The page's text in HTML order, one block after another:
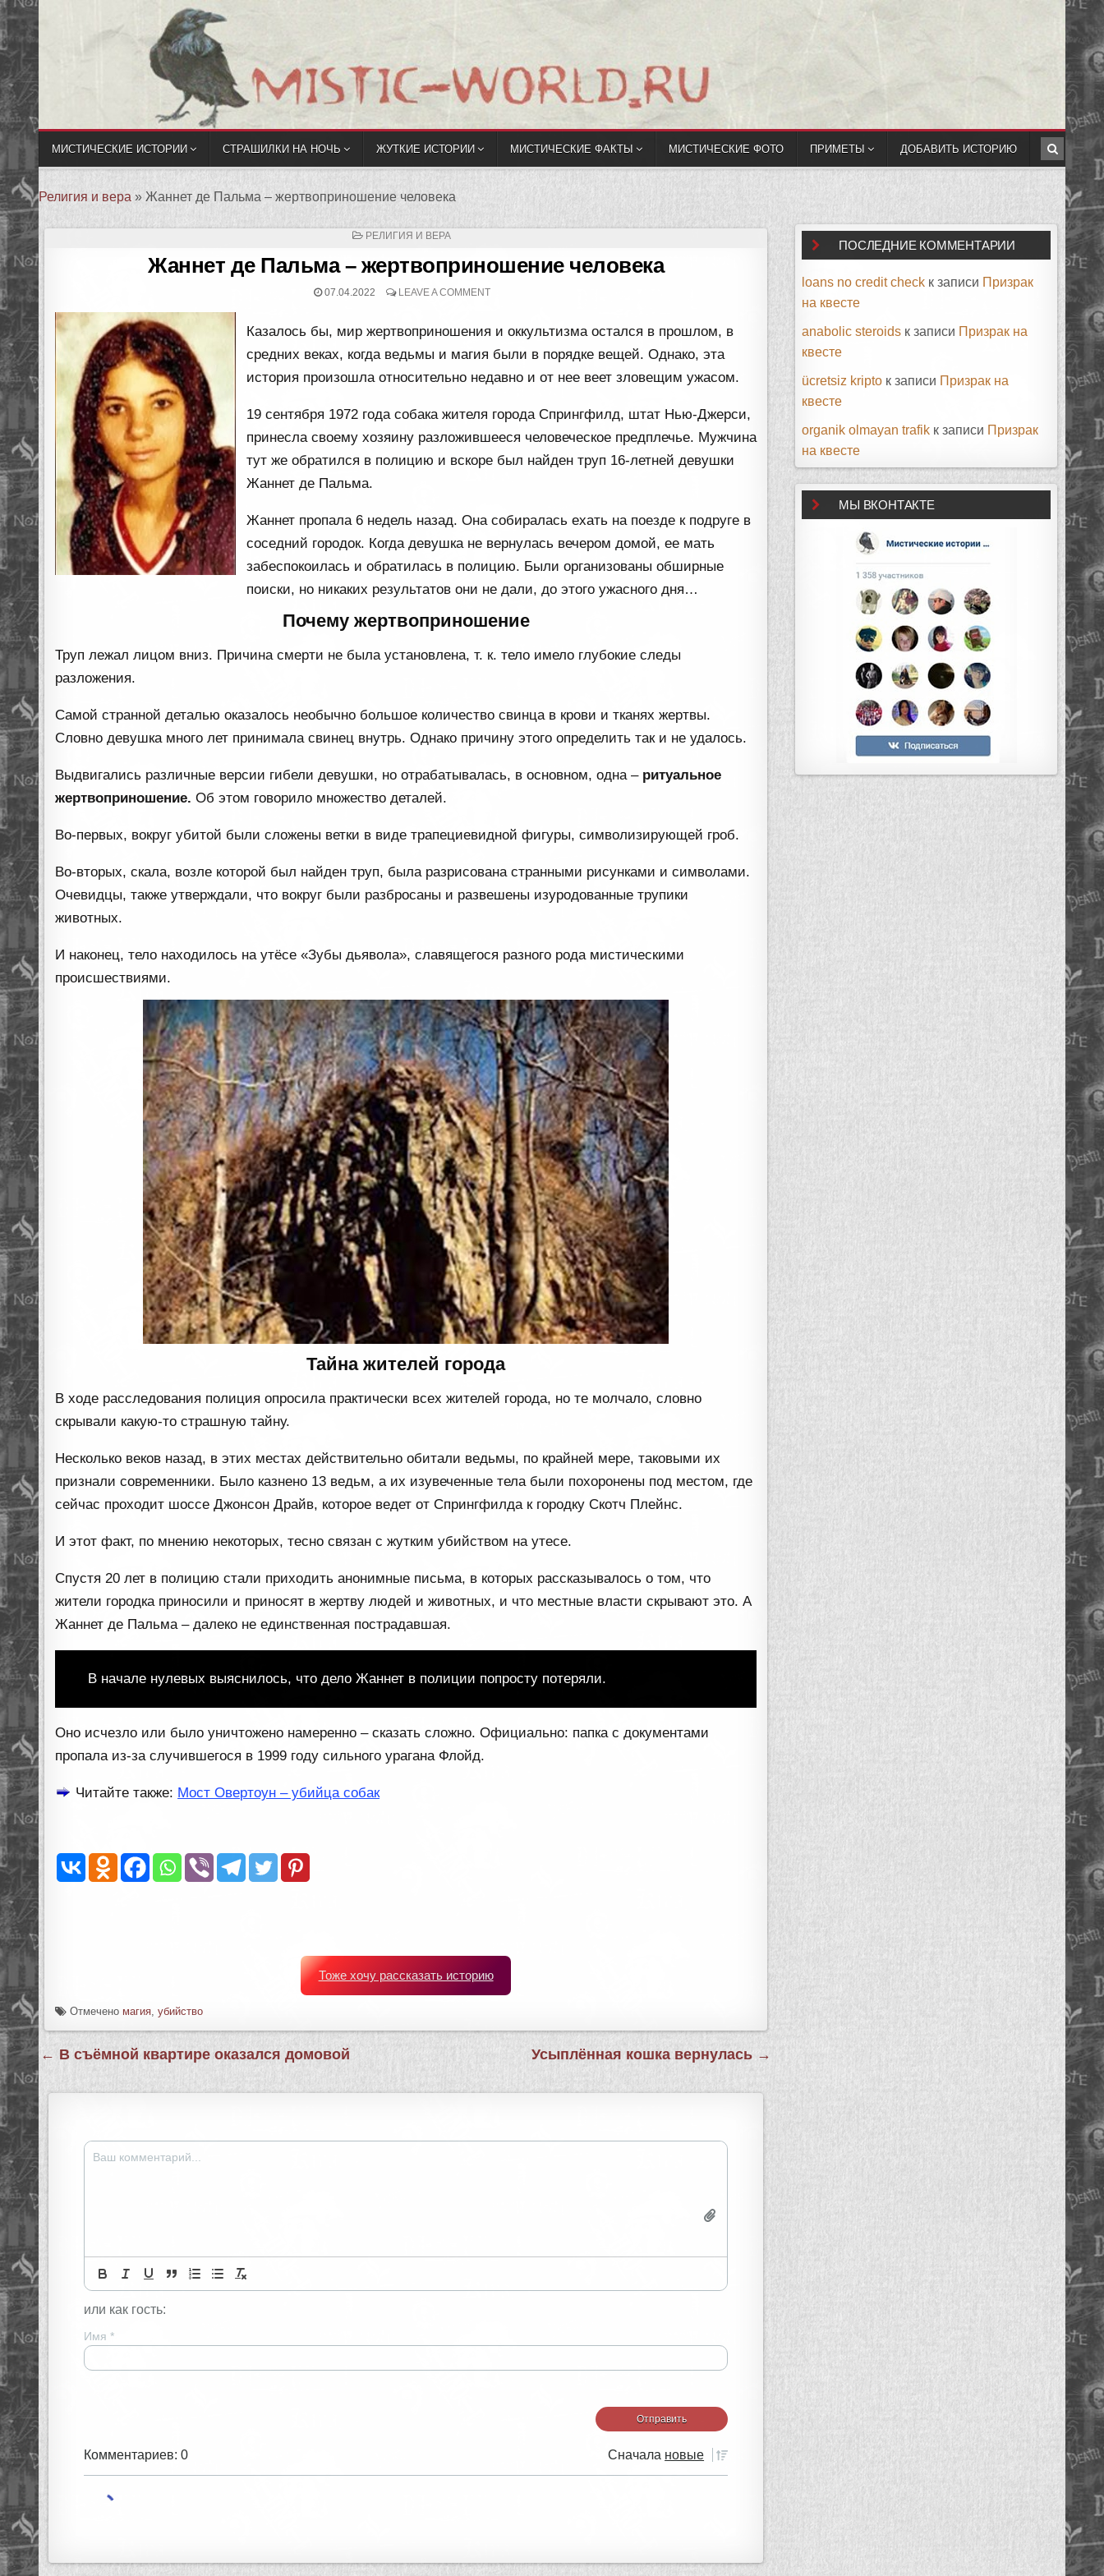
МИСТИЧЕСКИЕ ИСТОРИИ СТРАШИЛКИ НА НОЧЬ ЖУТКИЕ ИСТОРИИ МИСТИЧЕСКИЕ ФАКТЫ МИСТИЧЕСКИЕ ФОТО ПРИМЕТЫ ДОБАВИТЬ ИСТОРИЮ
Религия и вера » Жаннет де Пальма – жертвоприношение человека
ОПУБЛИКОВАНО
РЕЛИГИЯ И ВЕРА
Жаннет де Пальма – жертвоприношение человека
07.04.2022 LEAVE A COMMENT
Казалось бы, мир жертвоприношения и оккультизма остался в прошлом, в
средних веках, когда ведьмы и магия были в порядке вещей. Однако, эта
история произошла относительно недавно и от нее веет зловещим ужасом.
19 сентября 1972 года собака жителя города Спрингфилд, штат Нью-Джерси,
принесла своему хозяину разложившееся человеческое предплечье. Мужчина
тут же обратился в полицию и вскоре был найден труп 16-летней девушки
Жаннет де Пальма.
Жаннет пропала 6 недель назад. Она собиралась ехать на поезде к подруге в
соседний городок. Когда девушка не вернулась вечером домой, ее мать
забеспокоилась и обратилась в полицию. Были организованы обширные
поиски, но никаких результатов они не дали, до этого ужасного дня…
Почему жертвоприношение
Труп лежал лицом вниз. Причина смерти не была установлена, т. к. тело имело глубокие следы
разложения.
Самой странной деталью оказалось необычно большое количество свинца в крови и тканях жертвы.
Словно девушка много лет принимала свинец внутрь. Однако причину этого определить так и не удалось.
Выдвигались различные версии гибели девушки, но отрабатывалась, в основном, одна – ритуальное
жертвоприношение. Об этом говорило множество деталей.
Во-первых, вокруг убитой были сложены ветки в виде трапециевидной фигуры, символизирующей гроб.
Во-вторых, скала, возле которой был найден труп, была разрисована странными рисунками и символами.
Очевидцы, также утверждали, что вокруг были разбросаны и развешены изуродованные трупики
животных.
И наконец, тело находилось на утёсе «Зубы дьявола», славящегося разного рода мистическими
происшествиями.
Тайна жителей города
В ходе расследования полиция опросила практически всех жителей города, но те молчало, словно
скрывали какую-то страшную тайну.
Несколько веков назад, в этих местах действительно обитали ведьмы, по крайней мере, таковыми их
признали современники. Было казнено 13 ведьм, а их изувеченные тела были похоронены под местом, где
сейчас проходит шоссе Джонсон Драйв, которое ведет от Спрингфилда к городку Скотч Плейнс.
И этот факт, по мнению некоторых, тесно связан с жутким убийством на утесе.
Спустя 20 лет в полицию стали приходить анонимные письма, в которых рассказывалось о том, что
жители городка приносили и приносят в жертву людей и животных, и что местные власти скрывают это. А
Жаннет де Пальма – далеко не единственная пострадавшая.
В начале нулевых выяснилось, что дело Жаннет в полиции попросту потеряли.
Оно исчезло или было уничтожено намеренно – сказать сложно. Официально: папка с документами
пропала из-за случившегося в 1999 году сильного урагана Флойд.
Читайте также: Мост Овертоун – убийца собак
Тоже хочу рассказать историю
Отмечено магия ,убийство
Навигация
записям
← В съёмной квартире оказался домовой Усыплённая кошка вернулась →
или как гость:
Имя *
Комментариев: 0 Сначала новые
ПОСЛЕДНИЕ КОММЕНТАРИИ
loans no credit check к записи Призрак
на квесте
anabolic steroids к записи Призрак на
квесте
ücretsiz kripto к записи Призрак на
квесте
organik olmayan trafik к записи Призрак
на квесте
МЫ ВКОНТАКТЕ